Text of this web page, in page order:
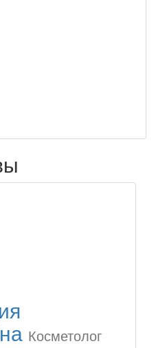
Косметолог